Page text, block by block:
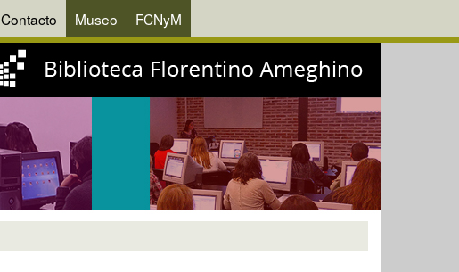
Contacto Museo FCNyM